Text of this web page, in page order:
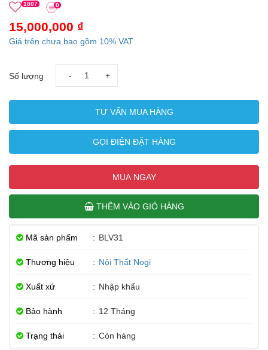
1807 0
15,000,000 ₫
Giá trên chưa bao gồm 10% VAT
Số lượng - +
TƯ VẤN MUA HÀNG
GỌI ĐIỆN ĐẶT HÀNG
MUA NGAY
THÊM VÀO GIỎ HÀNG
Mã sản phẩm : BLV31
Thương hiệu : Nội Thất Nogi
Xuất xứ : Nhập khẩu
Bảo hành : 12 Tháng
Trạng thái : Còn hàng